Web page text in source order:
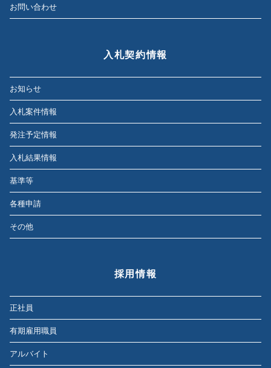
お問い合わせ
入札契約情報
お知らせ
入札案件情報
発注予定情報
入札結果情報
基準等
各種申請
その他
採用情報
正社員
有期雇用職員
アルバイト